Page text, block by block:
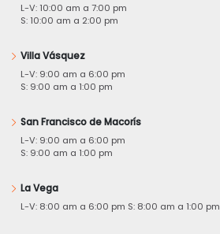
L-V: 10:00 am a 7:00 pm
S: 10:00 am a 2:00 pm
Villa Vásquez
L-V: 9:00 am a 6:00 pm
S: 9:00 am a 1:00 pm
San Francisco de Macorís
L-V: 9:00 am a 6:00 pm
S: 9:00 am a 1:00 pm
La Vega
L-V: 8:00 am a 6:00 pm S: 8:00 am a 1:00 pm